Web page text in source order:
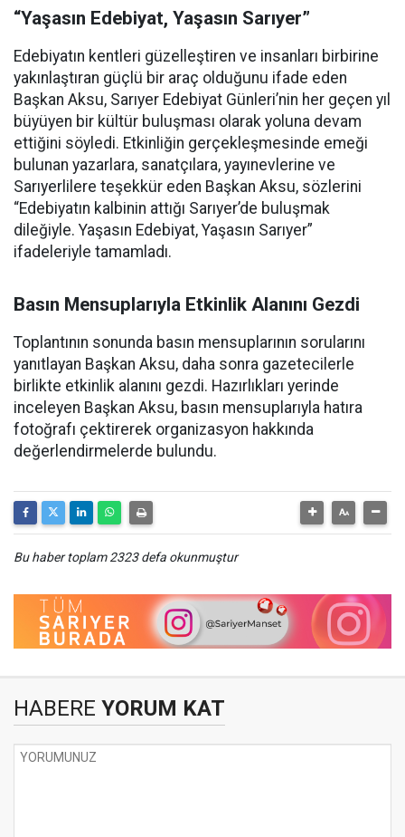
“Yaşasın Edebiyat, Yaşasın Sarıyer”
Edebiyatın kentleri güzelleştiren ve insanları birbirine
yakınlaştıran güçlü bir araç olduğunu ifade eden
Başkan Aksu, Sarıyer Edebiyat Günleri’nin her geçen yıl
büyüyen bir kültür buluşması olarak yoluna devam
ettiğini söyledi. Etkinliğin gerçekleşmesinde emeği
bulunan yazarlara, sanatçılara, yayınevlerine ve
Sarıyerlilere teşekkür eden Başkan Aksu, sözlerini
“Edebiyatın kalbinin attığı Sarıyer’de buluşmak
dileğiyle. Yaşasın Edebiyat, Yaşasın Sarıyer”
ifadeleriyle tamamladı.
Basın Mensuplarıyla Etkinlik Alanını Gezdi
Toplantının sonunda basın mensuplarının sorularını
yanıtlayan Başkan Aksu, daha sonra gazetecilerle
birlikte etkinlik alanını gezdi. Hazırlıkları yerinde
inceleyen Başkan Aksu, basın mensuplarıyla hatıra
fotoğrafı çektirerek organizasyon hakkında
değerlendirmelerde bulundu.
Bu haber toplam 2323 defa okunmuştur
HABERE YORUM KAT